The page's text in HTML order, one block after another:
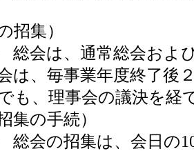
招集）
総会は、通常総会およ
は、毎事業年度終了後
も、理事会の議決を経
集の手続）
総会の招集は、会日の